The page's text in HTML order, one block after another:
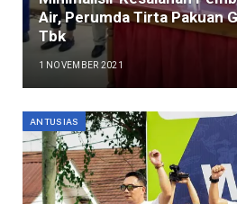
Air, Perumda Tirta Pakuan
Tbk
1 NOVEMBER 2021
ANTUSIAS